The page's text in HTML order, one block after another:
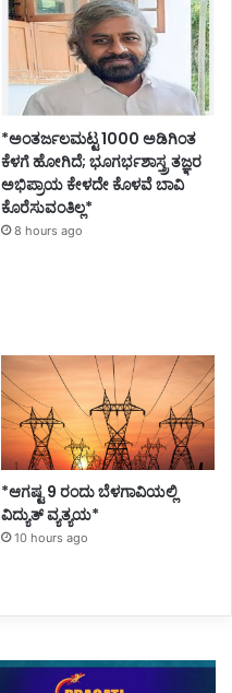
*ಅಂತರ್ಜಲಮಟ್ಟ 1000 ಅಡಿಗಿಂತ
ಕೆಳಗೆ ಹೋಗಿದೆ; ಭೂಗರ್ಭಶಾಸ್ತ್ರ ತಜ್ಞರ
ಅಭಿಪ್ರಾಯ ಕೇಳದೇ ಕೊಳವೆ ಬಾವಿ
ಕೊರೆಸುವಂತಿಲ್ಲ*
8 hours ago
*ಆಗಷ್ಟ 9 ರಂದು ಬೆಳಗಾವಿಯಲ್ಲಿ
ವಿದ್ಯುತ್ ವ್ಯತ್ಯಯ*
10 hours ago